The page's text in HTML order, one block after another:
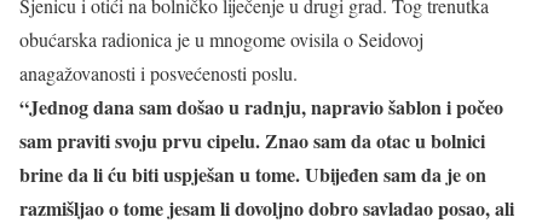
obućarska radionica je u mnogome ovisila o Seidovoj
anagažovanosti i posvećenosti poslu.
“Jednog dana sam došao u radnju, napravio šablon i počeo
sam praviti svoju prvu cipelu. Znao sam da otac u bolnici
brine da li ću biti uspješan u tome. Ubijeđen sam da je on
razmišljao o tome jesam li dovoljno dobro savladao posao, ali